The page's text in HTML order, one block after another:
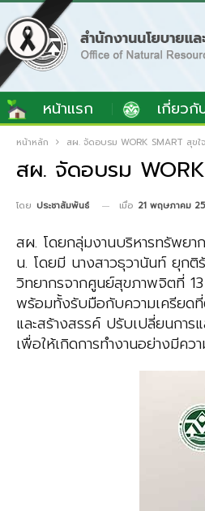
หน้าแรก เกี่ยวกั
หน้าหลัก สผ. จัดอบรม WORK SMART สุขใ
สผ. จัดอบรม
โดย ประชาสัมพันธ์ เมื่อ 21 พฤษภาคม
สผ. โดยกลุ่มงานบริหารทรัพย
น. โดยมี นางสาวธุวานันท์ ยุก
วิทยากรจากศูนย์สุขภาพจิตที่ 13
พร้อมทั้งรับมือกับความเครียด
และสร้างสรรค์ ปรับเปลี่ยนกา
เพื่อให้เกิดการทำงานอย่างมีค